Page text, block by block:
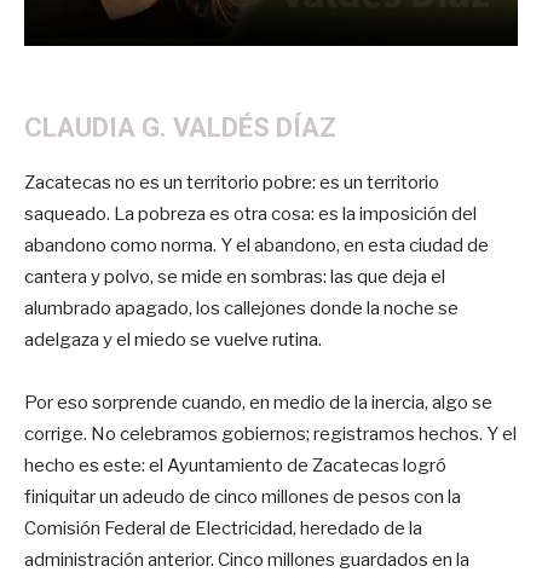
CLAUDIA G. VALDÉS DÍAZ
Zacatecas no es un territorio pobre: es un territorio
saqueado. La pobreza es otra cosa: es la imposición del
abandono como norma. Y el abandono, en esta ciudad de
cantera y polvo, se mide en sombras: las que deja el
alumbrado apagado, los callejones donde la noche se
adelgaza y el miedo se vuelve rutina.
Por eso sorprende cuando, en medio de la inercia, algo se
corrige. No celebramos gobiernos; registramos hechos. Y el
hecho es este: el Ayuntamiento de Zacatecas logró
finiquitar un adeudo de cinco millones de pesos con la
Comisión Federal de Electricidad, heredado de la
administración anterior. Cinco millones guardados en la